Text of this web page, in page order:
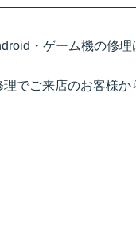
・ゲーム機の修理
でご来店のお客様か